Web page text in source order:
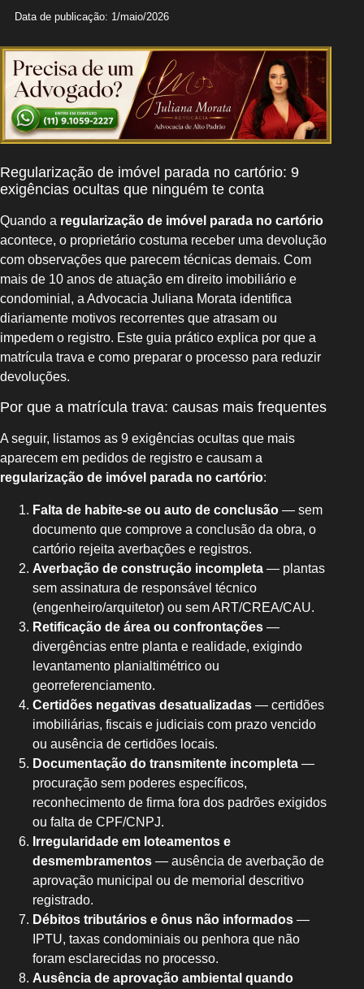
Data de publicação: 1/maio/2026
Regularização de imóvel parada no cartório: 9
exigências ocultas que ninguém te conta
Quando a regularização de imóvel parada no cartório
acontece, o proprietário costuma receber uma devolução
com observações que parecem técnicas demais. Com
mais de 10 anos de atuação em direito imobiliário e
condominial, a Advocacia Juliana Morata identifica
diariamente motivos recorrentes que atrasam ou
impedem o registro. Este guia prático explica por que a
matrícula trava e como preparar o processo para reduzir
devoluções.
Por que a matrícula trava: causas mais frequentes
A seguir, listamos as 9 exigências ocultas que mais
aparecem em pedidos de registro e causam a
regularização de imóvel parada no cartório:
Falta de habite-se ou auto de conclusão — sem
documento que comprove a conclusão da obra, o
cartório rejeita averbações e registros.
Averbação de construção incompleta — plantas
sem assinatura de responsável técnico
(engenheiro/arquitetor) ou sem ART/CREA/CAU.
Retificação de área ou confrontações —
divergências entre planta e realidade, exigindo
levantamento planialtimétrico ou
georreferenciamento.
Certidões negativas desatualizadas — certidões
imobiliárias, fiscais e judiciais com prazo vencido
ou ausência de certidões locais.
Documentação do transmitente incompleta —
procuração sem poderes específicos,
reconhecimento de firma fora dos padrões exigidos
ou falta de CPF/CNPJ.
Irregularidade em loteamentos e
desmembramentos — ausência de averbação de
aprovação municipal ou de memorial descritivo
registrado.
Débitos tributários e ônus não informados —
IPTU, taxas condominiais ou penhora que não
foram esclarecidas no processo.
Ausência de aprovação ambiental quando